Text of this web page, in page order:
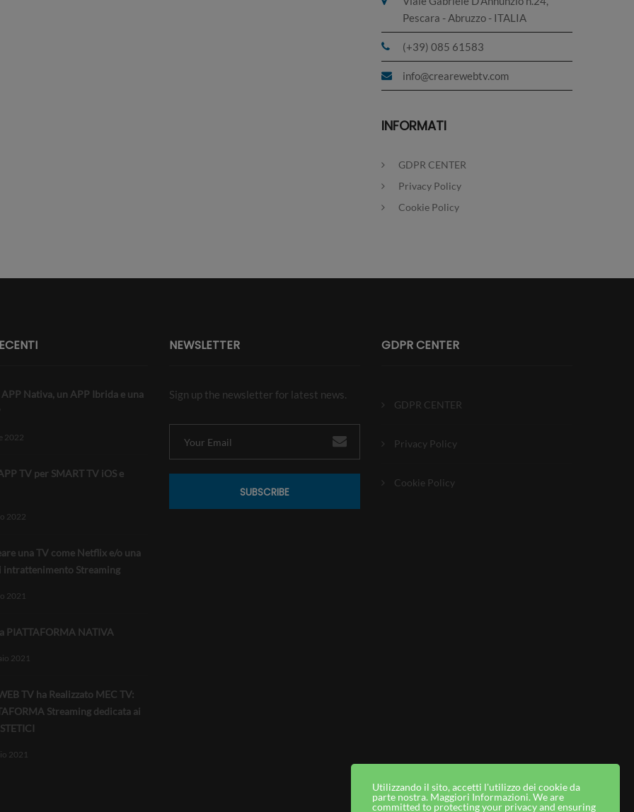
Pescara - Abruzzo - ITALIA
(+39) 085 61583
info@crearewebtv.com
INFORMATI
GDPR CENTER
Privacy Policy
Cookie Policy
APP Nativa, un APP Ibrida e una
2022
TV per SMART TV iOS e
2022
una TV come Netflix e/o una
intrattenimento Streaming
2021
PIATTAFORMA NATIVA
2021
TV ha Realizzato MEC TV:
Streaming dedicata ai
2021
NEWSLETTER
Sign up the newsletter for latest news.
SUBSCRIBE
GDPR CENTER
GDPR CENTER
Privacy Policy
Cookie Policy
Utilizzando il sito, accetti l'utilizzo dei cookie da
parte nostra. Maggiori Informazioni. We are
committed to protecting your privacy and ensuring